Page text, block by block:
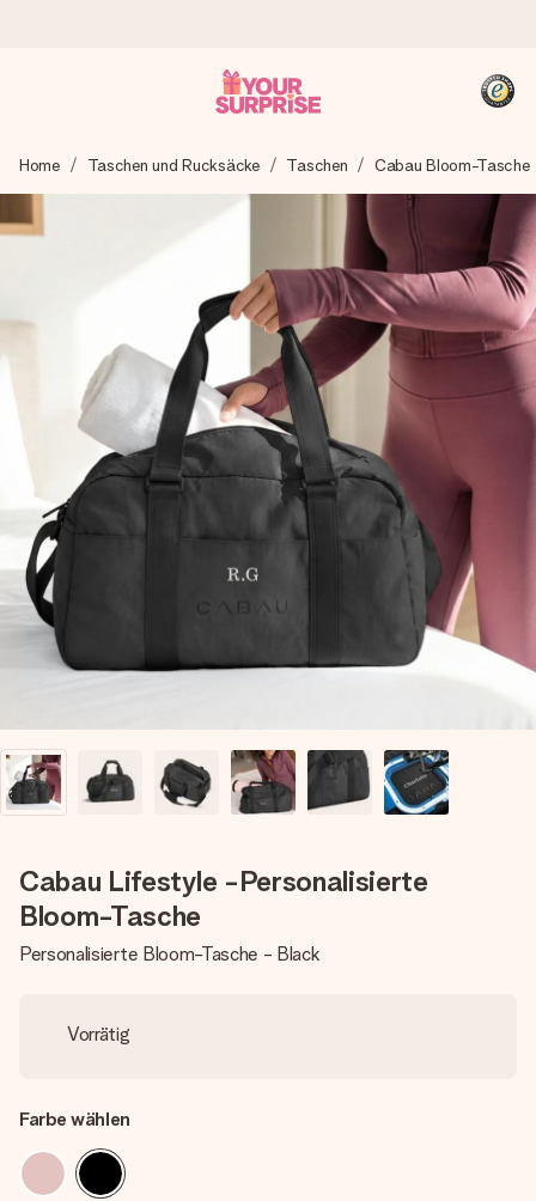
Wir bereiten dein Geschenk sorgfältig vor und schicken es
blitzschnell – damit du es genau zum richtigen Zeitpunkt
überreichen kannst, wenn es am meisten zählt.
4,8 (basierend auf +15.000 Bewertungen)
Unsere Geschenke begeistern. Kunden bewerten uns mit
4,8 bei Google Reviews (Gesamtergebnis aller Länder, in
die wir versenden).
+49 39292 929695
Montag - Freitag : 8:30 - 17:00 Uhr
Samstag - Sonntag : 8:30 - 13:00 Uhr
Home Taschen und Rucksäcke Taschen Cabau Bloom-Tasche
Cabau Lifestyle -Personalisierte
Bloom-Tasche
Personalisierte Bloom-Tasche - Black
Vorrätig
Farbe wählen